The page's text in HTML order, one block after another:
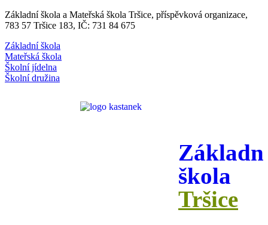
Základní škola a Mateřská škola Tršice, příspěvková organizace,
783 57 Tršice 183, IČ: 731 84 675
Základní škola
Mateřská škola
Školní jídelna
Školní družina
škola
Tršice